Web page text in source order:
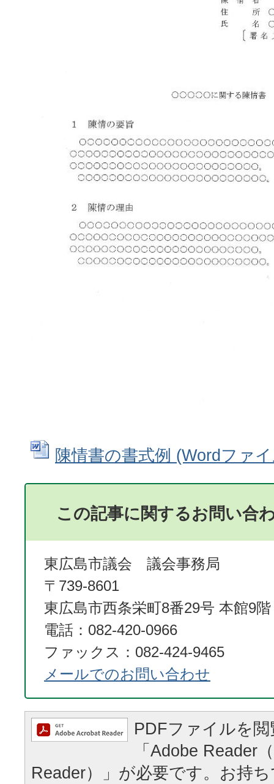
陳情書の書式例 (Wordファ
この記事に関するお問い合
東広島市議会 議会事務局
〒739-8601
東広島市西条栄町8番29号 本館9階
電話：082-420-0966
ファックス：082-424-9465
メールでのお問い合わせ
PDFファイルを
「Adobe Reader
Reader）」が必要です。お持